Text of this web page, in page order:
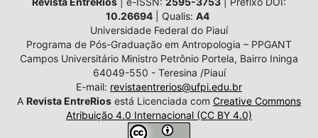
10.26694 | Qualis: A4
Universidade Federal do Piauí
Programa de Pós-Graduação em Antropologia – PPGANT
Campos Universitário Ministro Petrônio Portela, Bairro Ininga
64049-550 - Teresina /Piauí
E-mail: revistaentrerios@ufpi.edu.br
A Revista EntreRios está Licenciada com Creative Commons
Atribuição 4.0 Internacional (CC BY 4.0)